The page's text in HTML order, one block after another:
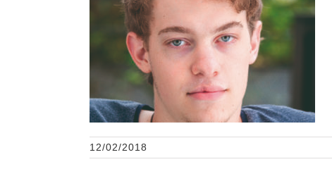
La fisura labiopalatina
12/02/2018